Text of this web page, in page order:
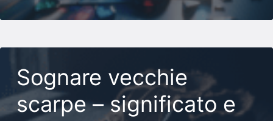
Sognare vecchie
scarpe – significato e